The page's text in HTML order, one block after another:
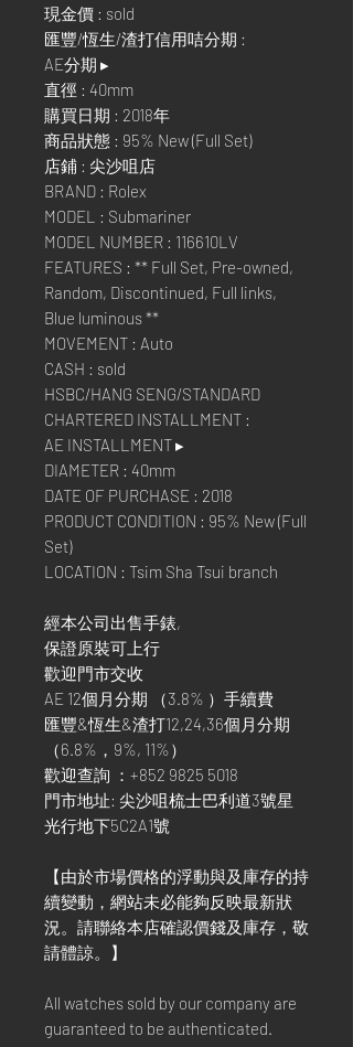
現金價 : sold
匯豐/恆生/渣打信用咭分期 :
AE分期 ▸
直徑 : 40mm
購買日期 : 2018年
商品狀態 : 95% New (Full Set)
店鋪 : 尖沙咀店
BRAND : Rolex
MODEL : Submariner
MODEL NUMBER : 116610LV
FEATURES : ** Full Set, Pre-owned,
Random, Discontinued, Full links,
Blue luminous **
MOVEMENT : Auto
CASH : sold
HSBC/HANG SENG/STANDARD
CHARTERED INSTALLMENT :
AE INSTALLMENT ▸
DIAMETER : 40mm
DATE OF PURCHASE : 2018
PRODUCT CONDITION : 95% New (Full
Set)
LOCATION : Tsim Sha Tsui branch
經本公司出售手錶,
保證原裝可上行
歡迎門市交收
AE 12個月分期 （3.8% ）手續費
匯豐&恆生&渣打12,24,36個月分期
（6.8%，9%, 11%）
歡迎查詢 ：+852 9825 5018
門市地址: 尖沙咀梳士巴利道3號星
光行地下5C2A1號
【由於市場價格的浮動與及庫存的持
續變動，網站未必能夠反映最新狀
況。請聯絡本店確認價錢及庫存，敬
請體諒。】
All watches sold by our company are
guaranteed to be authenticated.